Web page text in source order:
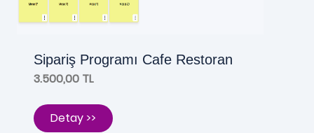
Sipariş Programı Cafe Restoran
3.500,00 TL
Detay >>